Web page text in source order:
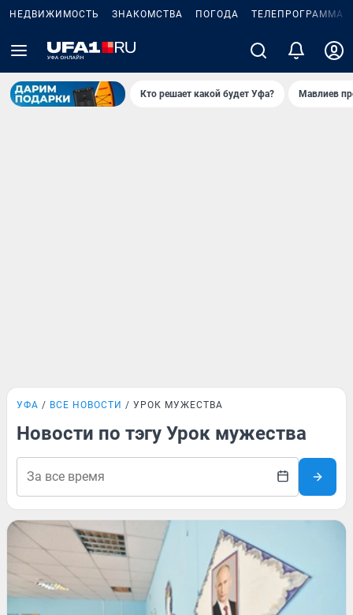
НЕДВИЖИМОСТЬ ЗНАКОМСТВА ПОГОДА ТЕЛЕПРОГРАММА
Кто решает какой будет Уфа? Мавлиев
УФА ВСЕ НОВОСТИ УРОК МУЖЕСТВА
Новости по тэгу Урок мужества